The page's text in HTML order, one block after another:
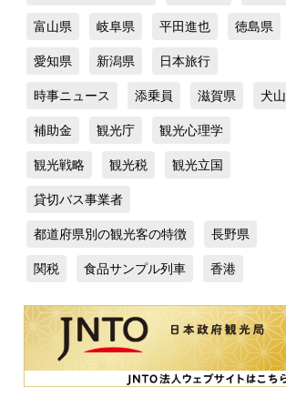
富山県 岐阜県 平田進也 徳島県
愛知県 新潟県 日本旅行
時事ニュース 添乗員 滋賀県 犬山
補助金 観光庁 観光心理学
観光戦略 観光税 観光立国
貸切バス事業者
都道府県別の観光客の特徴 長野県
関税 食品サンプル列車 香港